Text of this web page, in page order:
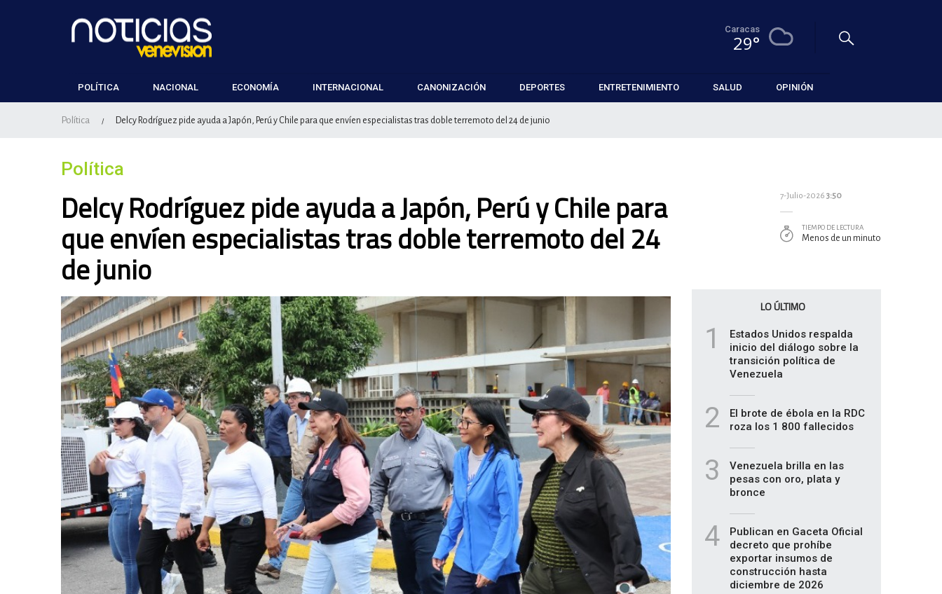
Caracas
29°
POLÍTICA NACIONAL ECONOMÍA INTERNACIONAL CANONIZACIÓN DEPORTES ENTRETENIMIENTO SALUD OPINIÓN
Política / Delcy Rodríguez pide ayuda a Japón, Perú y Chile para que envíen especialistas tras doble terremoto del 24 de junio
Política
Delcy Rodríguez pide ayuda a Japón, Perú y Chile para
que envíen especialistas tras doble terremoto del 24
de junio
7-Julio-2026 3:50
TIEMPO DE LECTURA
Menos de un minuto
LO ÚLTIMO
1
Estados Unidos respalda
inicio del diálogo sobre la
transición política de
Venezuela
2
El brote de ébola en la RDC
roza los 1 800 fallecidos
3
Venezuela brilla en las
pesas con oro, plata y
bronce
4
Publican en Gaceta Oficial
decreto que prohíbe
exportar insumos de
construcción hasta
diciembre de 2026